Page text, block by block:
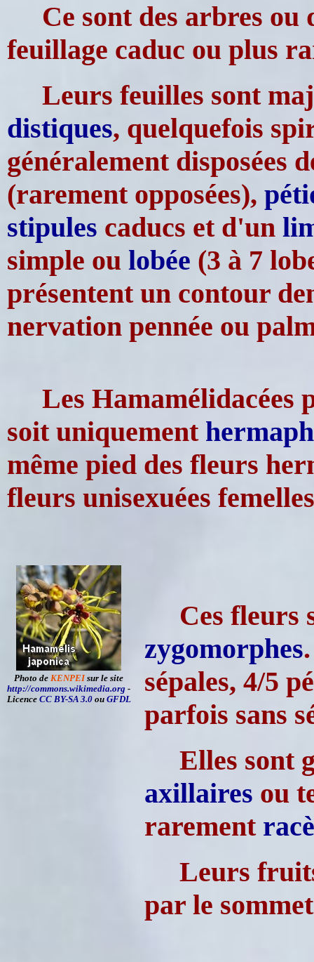
Ce sont des arbres ou
feuillage caduc ou plus
Leurs feuilles sont
distiques, quelquefois
généralement disposées
(rarement opposées),
stipules caducs et d'un
simple ou lobée (3 à 7
présentent un contour
nervation pennée ou
Les Hamamélidacées
soit uniquement
même pied des fleurs
fleurs unisexuées
Photo de KENPEIsur le site
http://commons.wikimedia.org -
Licence CC BY-SA 3.0ou GFDL
Ces fleurs
zygomorphes
sépales, 4/5
parfois sans
Elles sont
axillaires ou
rarement
Leurs
par le